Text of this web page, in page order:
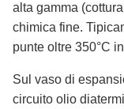
alta gamma
chimica fine.
punte oltre 350°C
Sul vaso di
circuito olio